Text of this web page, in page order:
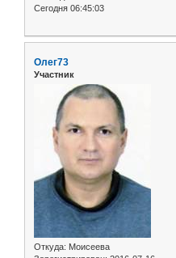
Сегодня 06:45:03
Олег73
Участник
Откуда: Моисеева